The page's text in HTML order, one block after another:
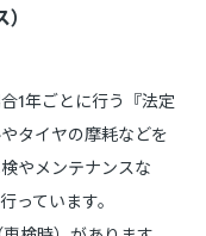
1年ごとに行う『法定
タイヤの摩耗などを
やメンテナンスな
っています。